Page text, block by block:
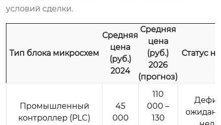
условий сделки.
Тип блока микросхем
Средняя
цена
(руб.)
2024
Средняя
цена
(руб.)
2026
(прогноз)
Статус
Промышленный
контроллер (PLC)
45
000
110
000 –
130